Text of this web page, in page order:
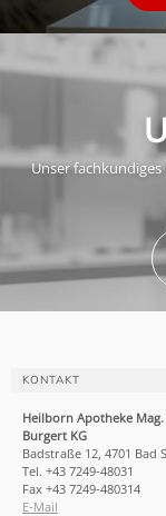
Unser
KONTAKT
Heilborn Apotheke
Burgert KG
Badstraße 12, 4701 Bad
Tel. +43 7249-48031
Fax +43 7249-480314
E-Mail